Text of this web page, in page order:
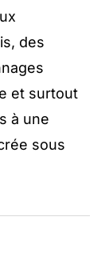
des
et surtout
à une
sous